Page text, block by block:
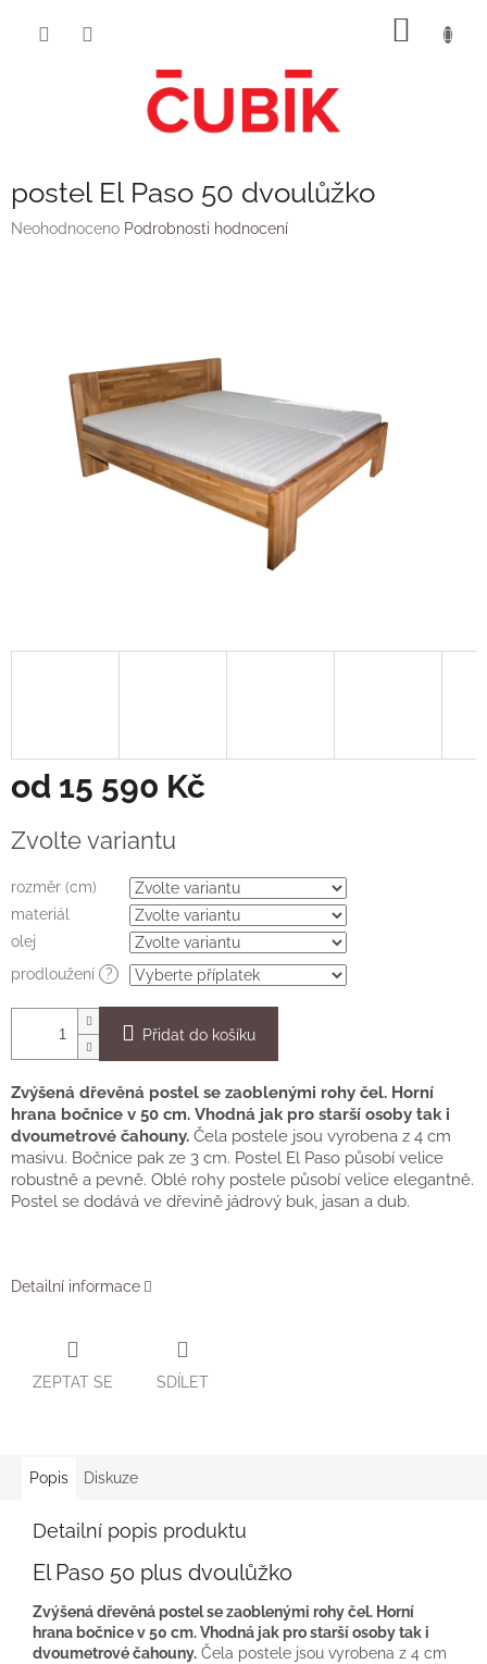
postel El Paso 50 dvoulůžko
Průměrné
hvězdiček.
Neohodnoceno Podrobnosti hodnocení
od 15 590 Kč
cena:
Zvolte variantu
rozměr (cm)
materiál
olej
prodloužení
?
Přidat do košíku
Zvýšená dřevěná postel se zaoblenými rohy čel. Horní
hrana bočnice v 50 cm. Vhodná jak pro starší osoby tak i
dvoumetrové čahouny. Čela postele jsou vyrobena z 4 cm
masivu. Bočnice pak ze 3 cm. Postel El Paso působí velice
robustně a pevně. Oblé rohy postele působí velice elegantně.
Postel se dodává ve dřevině jádrový buk, jasan a dub.
Detailní informace
ZEPTAT SE SDÍLET
Popis Diskuze
Detailní popis produktu
El Paso 50 plus dvoulůžko
Zvýšená dřevěná postel se zaoblenými rohy čel. Horní
hrana bočnice v 50 cm. Vhodná jak pro starší osoby tak i
dvoumetrové čahouny. Čela postele jsou vyrobena z 4 cm